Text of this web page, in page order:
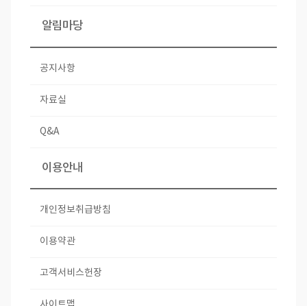
알림마당
공지사항
자료실
Q&A
이용안내
개인정보취급방침
이용약관
고객서비스헌장